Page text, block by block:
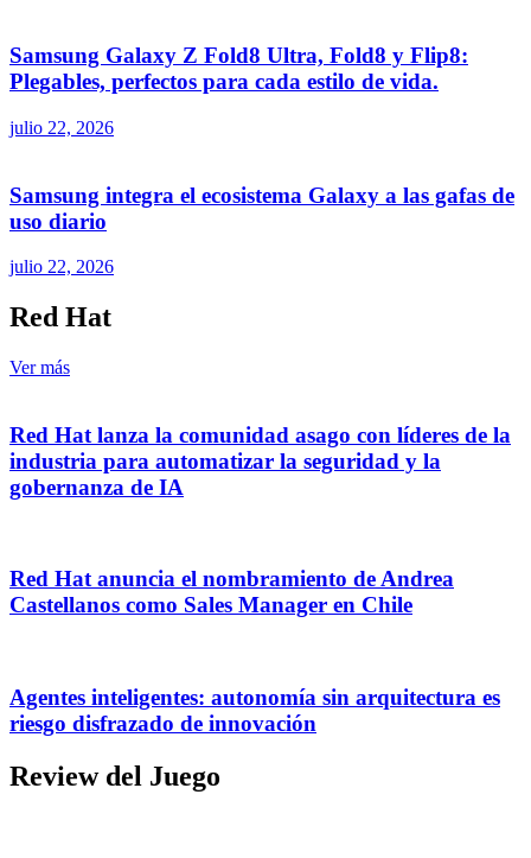
Samsung Galaxy Z Fold8 Ultra, Fold8 y Flip8:
Plegables, perfectos para cada estilo de vida.
julio 22, 2026
Samsung integra el ecosistema Galaxy a las gafas de
uso diario
julio 22, 2026
Red Hat
Ver más
Red Hat lanza la comunidad asago con líderes de la
industria para automatizar la seguridad y la
gobernanza de IA
Red Hat anuncia el nombramiento de Andrea
Castellanos como Sales Manager en Chile
Agentes inteligentes: autonomía sin arquitectura es
riesgo disfrazado de innovación
Review del Juego